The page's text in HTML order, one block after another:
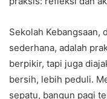
Sekolah Kebangsaan,
sederhana, adalah
berpikir, tapi juga
bersih, lebih peduli.
sepatu, bangun pagi